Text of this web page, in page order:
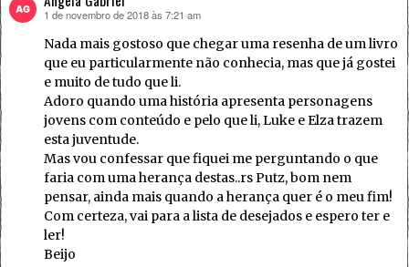
disse:
1 de novembro de 2018 às 7:21 am
Nada mais gostoso que chegar uma resenha de um livro
que eu particularmente não conhecia, mas que já gostei
e muito de tudo que li.
Adoro quando uma história apresenta personagens
jovens com conteúdo e pelo que li, Luke e Elza trazem
esta juventude.
Mas vou confessar que fiquei me perguntando o que
faria com uma herança destas..rs Putz, bom nem
pensar, ainda mais quando a herança quer é o meu fim!
Com certeza, vai para a lista de desejados e espero ter e
ler!
Beijo